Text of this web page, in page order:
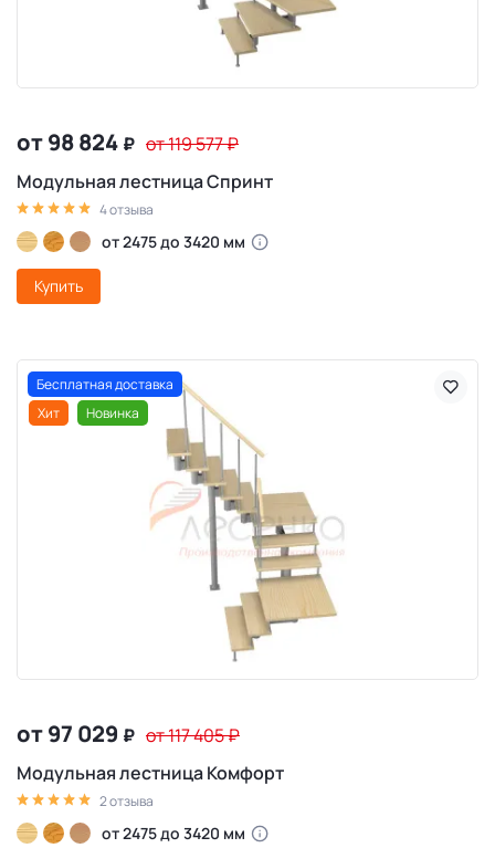
от 98 824 ₽ от 119 577₽
Модульная лестница Спринт
4 отзыва
от 2475 до 3420 мм
Купить
Бесплатная доставка
Хит
Новинка
от 97 029 ₽ от 117 405₽
Модульная лестница Комфорт
2 отзыва
от 2475 до 3420 мм